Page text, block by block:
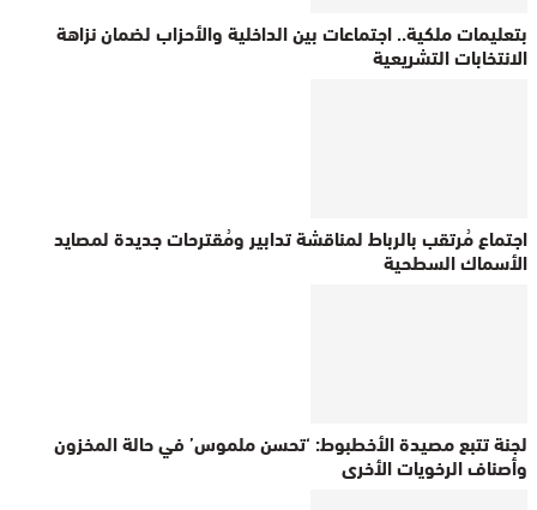
بتعليمات ملكية.. اجتماعات بين الداخلية والأحزاب لضمان نزاهة
الانتخابات التشريعية
اجتماع مُرتقب بالرباط لمناقشة تدابير ومُقترحات جديدة لمصايد
الأسماك السطحية
لجنة تتبع مصيدة الأخطبوط: ‘تحسن ملموس’ في حالة المخزون
وأصناف الرخويات الأخرى